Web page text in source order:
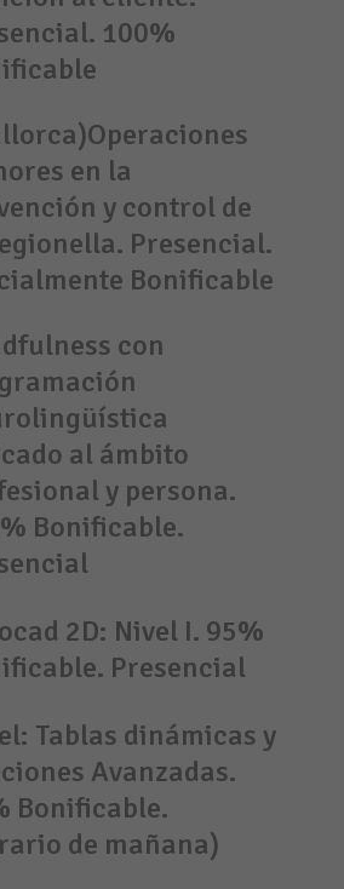
100%
en la
y control de
Presencial.
Bonificable
con
al ámbito
y persona.
Bonificable.
2D: Nivel I. 95%
Presencial
Tablas dinámicas y
Avanzadas.
Bonificable.
de mañana)